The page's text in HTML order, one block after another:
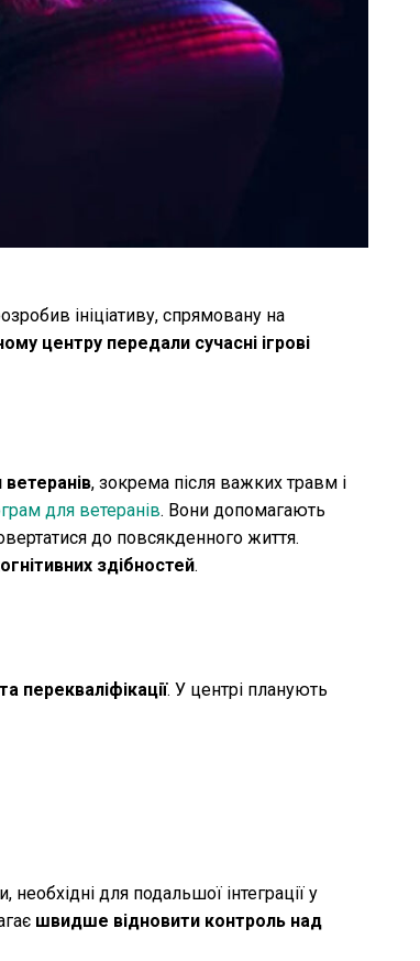
ініціативу, спрямовану на
центру передали сучасні ігрові
, зокрема після важких травм і
для ветеранів. Вони допомагають
до повсякденного життя.
здібностей.
перекваліфікації. У центрі планують
для подальшої інтеграції у
швидше відновити контроль над